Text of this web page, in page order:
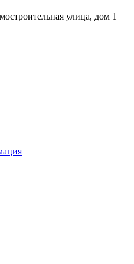
улица, дом 1